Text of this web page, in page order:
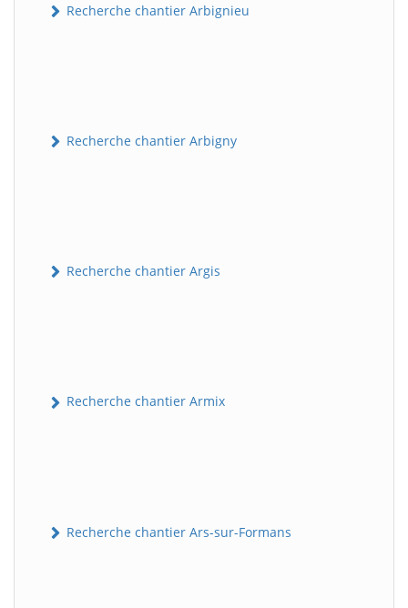
Recherche chantier Arbignieu
Recherche chantier Arbigny
Recherche chantier Argis
Recherche chantier Armix
Recherche chantier Ars-sur-Formans